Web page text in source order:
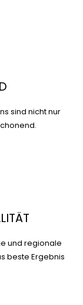
sind nicht nur
und regionale
beste Ergebnis